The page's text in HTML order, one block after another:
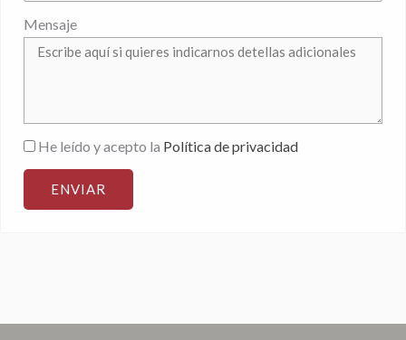
Mensaje
He leído y acepto la Política de privacidad
ENVIAR